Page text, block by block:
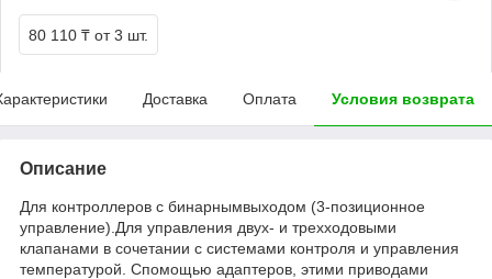
80 110 ₸ от 3 шт.
Доставка Оплата Условия возврата
Описание
Для контроллеров с бинарнымвыходом (3-позиционное
управление).Для управления двух- и трехходовыми
клапанами в сочетании с системами контроля и управления
температурой. Спомощью адаптеров, этими приводами